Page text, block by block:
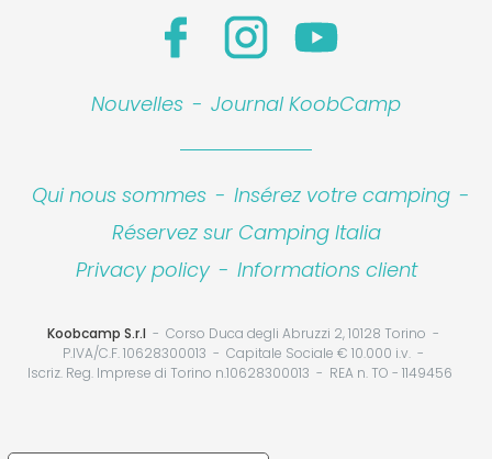
Nouvelles - Journal KoobCamp
Qui nous sommes - Insérez votre camping -
Réservez sur Camping Italia
Privacy policy - Informations client
Koobcamp S.r.l
Corso Duca degli Abruzzi 2, 10128 Torino
P.IVA/C.F. 10628300013
Capitale Sociale € 10.000 i.v.
Iscriz. Reg. Imprese di Torino n.10628300013
REA n. TO - 1149456